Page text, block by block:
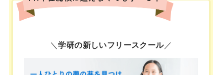
＼学研の新しいフリースクール／